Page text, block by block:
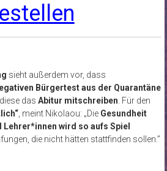
sieht außerdem vor, dass
Bürgertest aus der Quarantäne
das Abitur mitschreiben . Für den
, meint Nikolaou: „Die Gesundheit
wird so aufs Spiel
die nicht hätten stattfinden sollen.”